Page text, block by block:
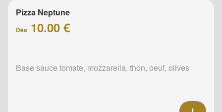
Pizza Neptune
Dès 10.00 €
Base sauce tomate, mozzarella, thon, oeuf, olives